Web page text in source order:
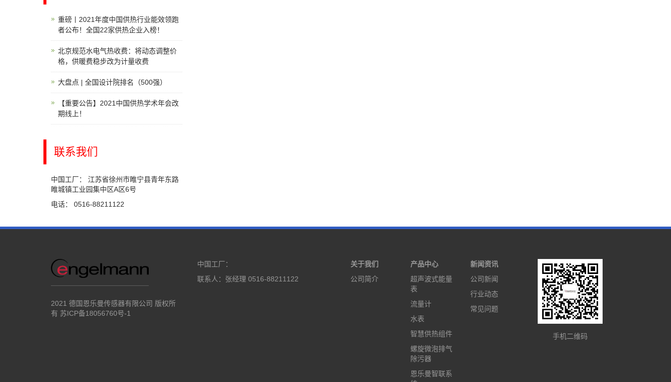
重磅丨2021年度中国供热行业能效领跑
者公布！全国22家供热企业入榜！
北京规范水电气热收费：将动态调整价
格，供暖费稳步改为计量收费
大盘点 | 全国设计院排名（500强）
【重要公告】2021中国供热学术年会改
期线上！
联系我们
中国工厂： 江苏省徐州市睢宁县青年东路
睢城镇工业园集中区A区6号
电话： 0516-88211122
2021 德国恩乐曼传感器有限公司 版权所
有 苏ICP备18056760号-1
中国工厂：
联系人：张经理 0516-88211122
关于我们
公司简介
产品中心
超声波式能量
表
流量计
水表
智慧供热组件
螺旋微泡排气
除污器
恩乐曼智联系
新闻资讯
公司新闻
行业动态
常见问题
手机二维码